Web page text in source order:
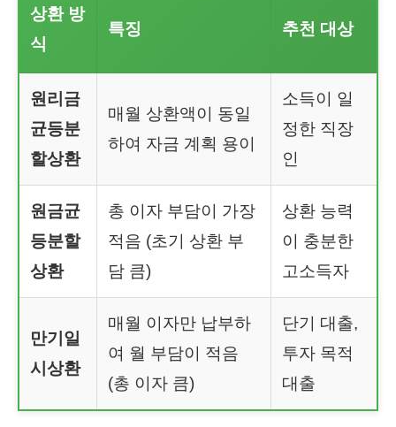
상환 방
식
특징 추천 대상
원리금
균등분
할상환
매월 상환액이 동일
하여 자금 계획 용이
소득이 일
정한 직장
인
원금균
등분할
상환
총 이자 부담이 가장
적음 (초기 상환 부
담 큼)
상환 능력
이 충분한
고소득자
만기일
시상환
매월 이자만 납부하
여 월 부담이 적음
(총 이자 큼)
단기 대출,
투자 목적
대출